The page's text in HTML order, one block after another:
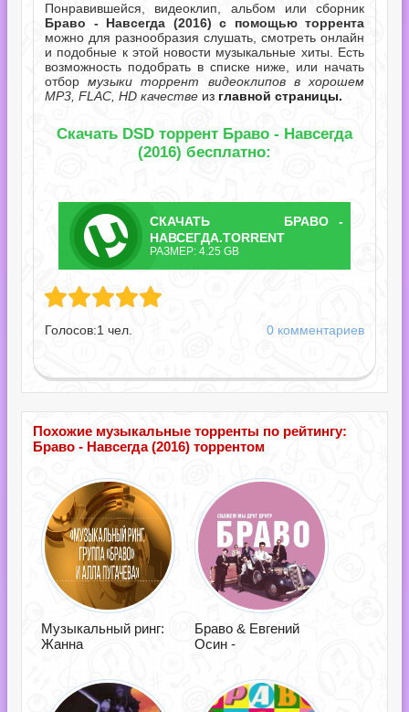
Понравившейся, видеоклип, альбом или сборник
Браво - Навсегда (2016) с помощью торрента
можно для разнообразия слушать, смотреть онлайн
и подобные к этой новости музыкальные хиты. Есть
возможность подобрать в списке ниже, или начать
отбормузыки торрент видеоклипов в хорошем
MP3, FLAC, HD качестве из главной страницы.
Скачать DSD торрент Браво - Навсегда
(2016) бесплатно:
СКАЧАТЬ
ТОРРЕНТ
БРАВО -
НАВСЕГДА.TORRENT
РАЗМЕР: 4.25 GB
Голосов:1 чел. 0 комментариев
Похожие музыкальные торренты по рейтингу:
Браво - Навсегда (2016) торрентом
Музыкальный ринг:
Жанна
Браво & Евгений
Осин -